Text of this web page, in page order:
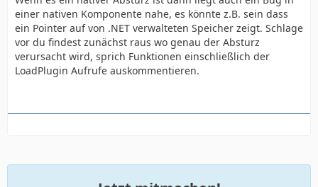
einer nativen Komponente nahe, es könnte z.B. sein dass
ein Pointer auf von .NET verwalteten Speicher zeigt. Schlage
vor du findest zunächst raus wo genau der Absturz
verursacht wird, sprich Funktionen einschließlich der
LoadPlugin Aufrufe auskommentieren.